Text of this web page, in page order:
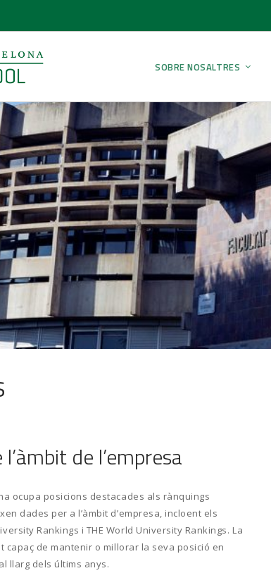
SOBRE NOSALTRES
de l’empresa
ocupa posicions destacades als rànquings
dades per a l’àmbit d’empresa, incloent els
Rankings i THE World University Rankings. La
capaç de mantenir o millorar la seva posició en
llarg dels últims anys.